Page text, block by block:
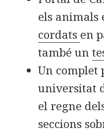
els animals
cordats en
també un
Un complet
universitat
el regne
seccions